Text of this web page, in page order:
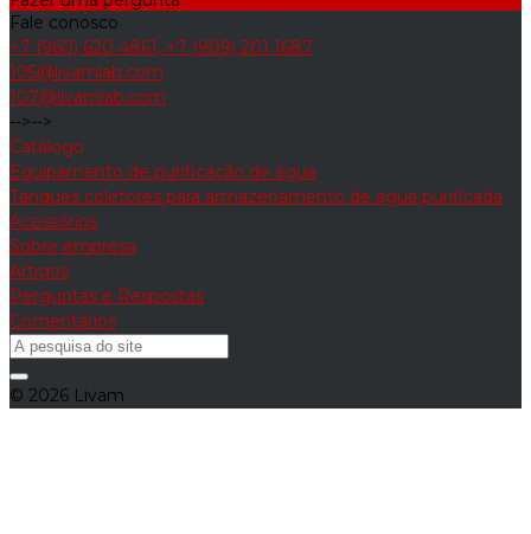
Fale conosco
+7 (960) 620 4861, +7 (909) 201 1687
105@livamlab.com
107@livamlab.com
-->-->
Catálogo
Equipamento de purificação de água
Tanques coletores para armazenamento de água purificada
Acessórios
Sobre empresa
Artigos
Perguntas e Respostas
Comentários
© 2026 Livam